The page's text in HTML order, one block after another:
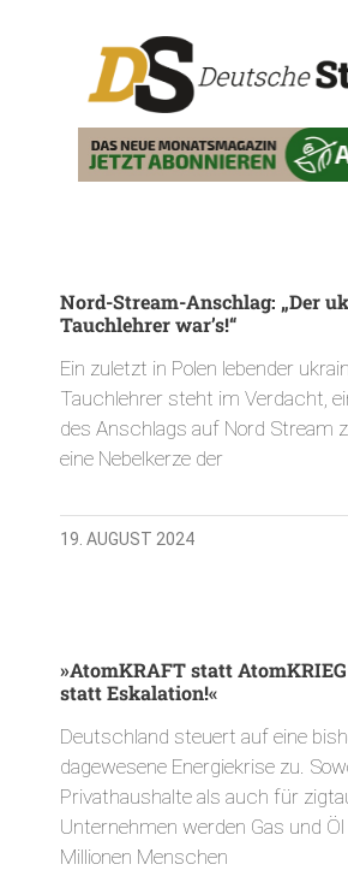
Nord-Stream-Anschlag: „Der
Tauchlehrer war’s!“
Ein zuletzt in Polen lebender
Tauchlehrer steht im Verdacht,
des Anschlags auf Nord Stream
eine Nebelkerze der
19. AUGUST 2024
»AtomKRAFT statt
statt Eskalation!«
Deutschland steuert auf eine
dagewesene Energiekrise zu.
Privathaushalte als auch für
Unternehmen werden Gas und Öl
Millionen Menschen